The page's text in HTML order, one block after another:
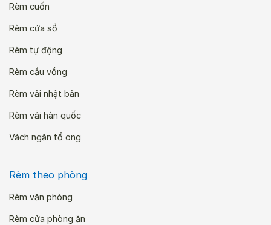
Rèm cuốn
Rèm cửa sổ
Rèm tự động
Rèm cầu vồng
Rèm vải nhật bản
Rèm vải hàn quốc
Vách ngăn tổ ong
Rèm theo phòng
Rèm văn phòng
Rèm cửa phòng ăn